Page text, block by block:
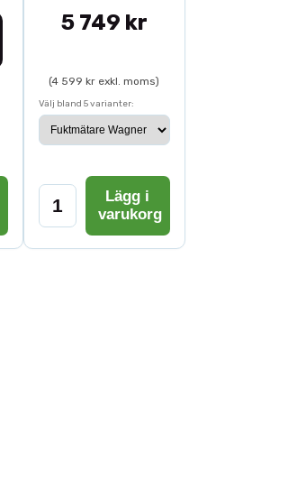
5 749 kr
(4 599 kr exkl. moms)
Välj bland 5 varianter:
Lägg i
varukorg